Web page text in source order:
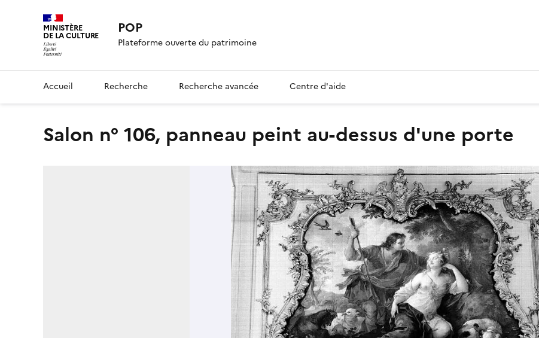
MINISTÈRE
DE LA CULTURE POP
Plateforme ouverte du patrimoine
Accueil Recherche Recherche avancée Centre d'aide
Salon n° 106, panneau peint au-dessus d'une porte